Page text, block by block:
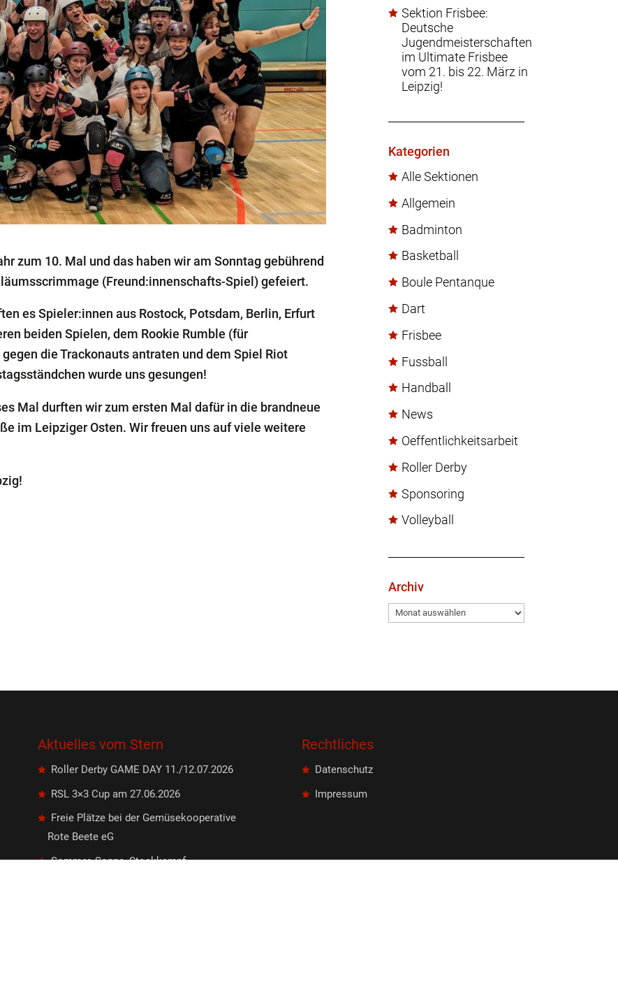
zum 10. Mal und das haben wir am Sonntag gebührend
(Freund:innenschafts-Spiel) gefeiert.
es Spieler:innen aus Rostock, Potsdam, Berlin, Erfurt
beiden Spielen, dem Rookie Rumble (für
die Trackonauts antraten und dem Spiel Riot
wurde uns gesungen!
Mal durften wir zum ersten Mal dafür in die brandneue
im Leipziger Osten. Wir freuen uns auf viele weitere
Sektion Frisbee:
Deutsche
Jugendmeisterschaften
im Ultimate Frisbee
vom 21. bis 22. März in
Leipzig!
Kategorien
Alle Sektionen
Allgemein
Badminton
Basketball
Boule Pentanque
Dart
Frisbee
Fussball
Handball
News
Oeffentlichkeitsarbeit
Roller Derby
Sponsoring
Volleyball
Archiv
Archiv
Aktuelles vom Stern
Roller Derby GAME DAY 11./12.07.2026
RSL 3×3 Cup am 27.06.2026
Freie Plätze bei der Gemüsekooperative
Rote Beete eG
Sommer, Sonne, Stockkampf
Rechtliches
Datenschutz
Impressum